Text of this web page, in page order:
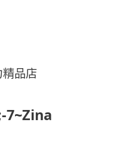
品店
7~Zina